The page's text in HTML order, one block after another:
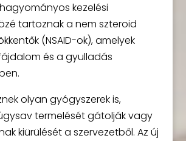
kezelési
tartoznak a nem szteroid
(NSAID-ok), amelyek
és a gyulladás
olyan gyógyszerek is,
termelését gátolják vagy
kiürülését a szervezetből. Az új